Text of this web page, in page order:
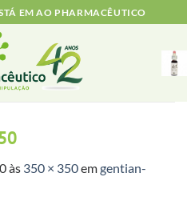
EM AO PHARMACÊUTICO
às 350 × 350emgentian-